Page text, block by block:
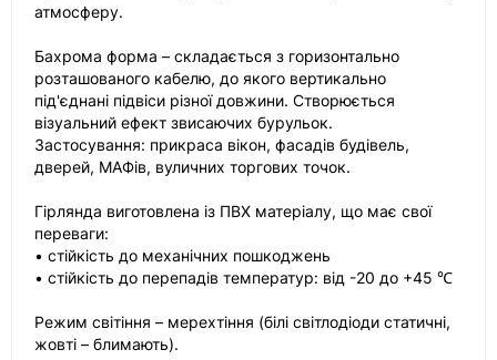
атмосферу.
Бахрома форма – складається з горизонтально
розташованого кабелю, до якого вертикально
під'єднані підвіси різної довжини. Створюється
візуальний ефект звисаючих бурульок.
Застосування: прикраса вікон, фасадів будівель,
дверей, МАФів, вуличних торгових точок.
Гірлянда виготовлена із ПВХ матеріалу, що має свої
переваги:
• стійкість до механічних пошкоджень
• стійкість до перепадів температур: від -20 до +45 ℃
Режим світіння – мерехтіння (білі світлодіоди статичні,
жовті – блимають).